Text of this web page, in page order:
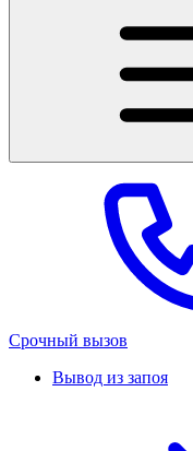
Срочный вызов
Вывод из запоя